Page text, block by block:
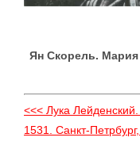
Ян Скорель. Мария
<<< Лука
1531. Санкт-